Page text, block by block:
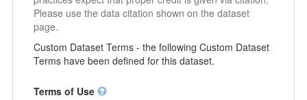
Please use the data citation shown on the dataset
page.
Custom Dataset Terms - the following Custom Dataset
Terms have been defined for this dataset.
Terms of Use